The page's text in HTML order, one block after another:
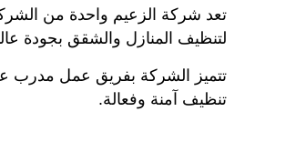
تعد شركة الزعيم واحدة من
لتنظيف المنازل والشقق بجودة
تتميز الشركة بفريق عمل مدرب
تنظيف آمنة وفعالة.